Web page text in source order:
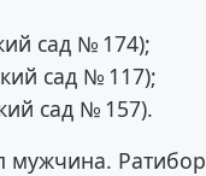
сад № 174);
сад № 117);
сад № 157).
мужчина.